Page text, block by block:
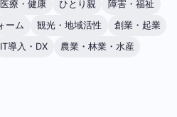
医療・健康 ひとり親
障害・福祉
ーム 観光・地域活性
創業・起業
IT導入・DX
農業・林業・水産